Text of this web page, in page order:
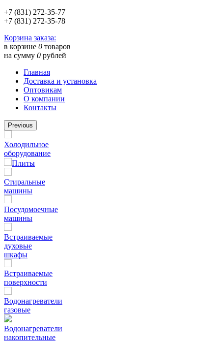
+7 (831) 272-35-77
+7 (831) 272-35-78
Корзина заказа:
в корзине 0 товаров
на сумму 0 рублей
Главная
Доставка и установка
Оптовикам
О компании
Контакты
Previous
Холодильное
оборудование
Плиты
Стиральные
машины
Посудомоечные
машины
Встраиваемые
духовые
шкафы
Встраиваемые
поверхности
Водонагреватели
газовые
Водонагреватели
накопительные